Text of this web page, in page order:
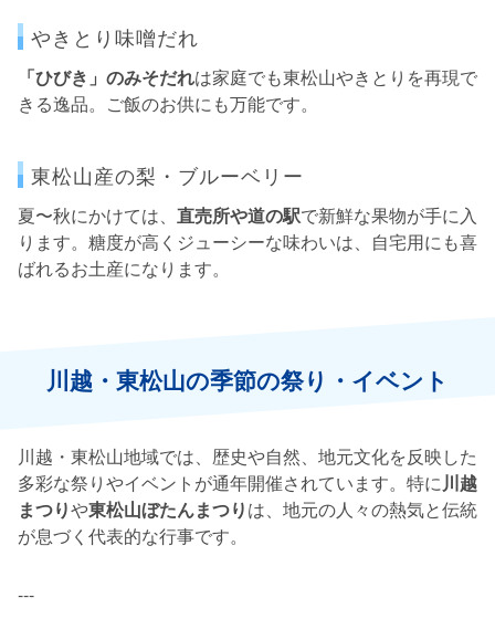
やきとり味噌だれ
「ひびき」のみそだれは家庭でも東松山やきとりを再現で
きる逸品。ご飯のお供にも万能です。
東松山産の梨・ブルーベリー
夏〜秋にかけては、 直売所や道の駅で新鮮な果物が手に入
ります。糖度が高くジューシーな味わいは、自宅用にも喜
ばれるお土産になります。
川越・東松山の季節の祭り・イベント
川越・東松山地域では、歴史や自然、地元文化を反映した
多彩な祭りやイベントが通年開催されています。特に川越
まつりや東松山ぼたんまつりは、地元の人々の熱気と伝統
が息づく代表的な行事です。
---